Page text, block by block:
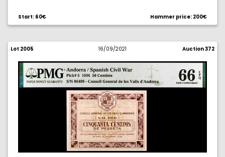
Start: 60€ Hammer price: 200€
Lot 2005 16/09/2021 Auction 372